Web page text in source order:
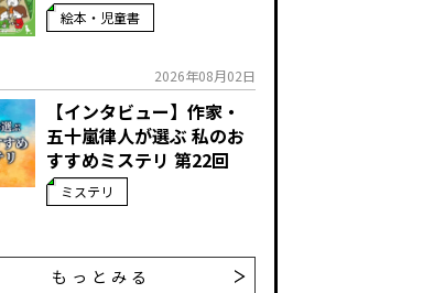
絵本・児童書
2026年08月02日
【インタビュー】作家・
五十嵐律人が選ぶ 私のお
すすめミステリ 第22回
ミステリ
もっとみる